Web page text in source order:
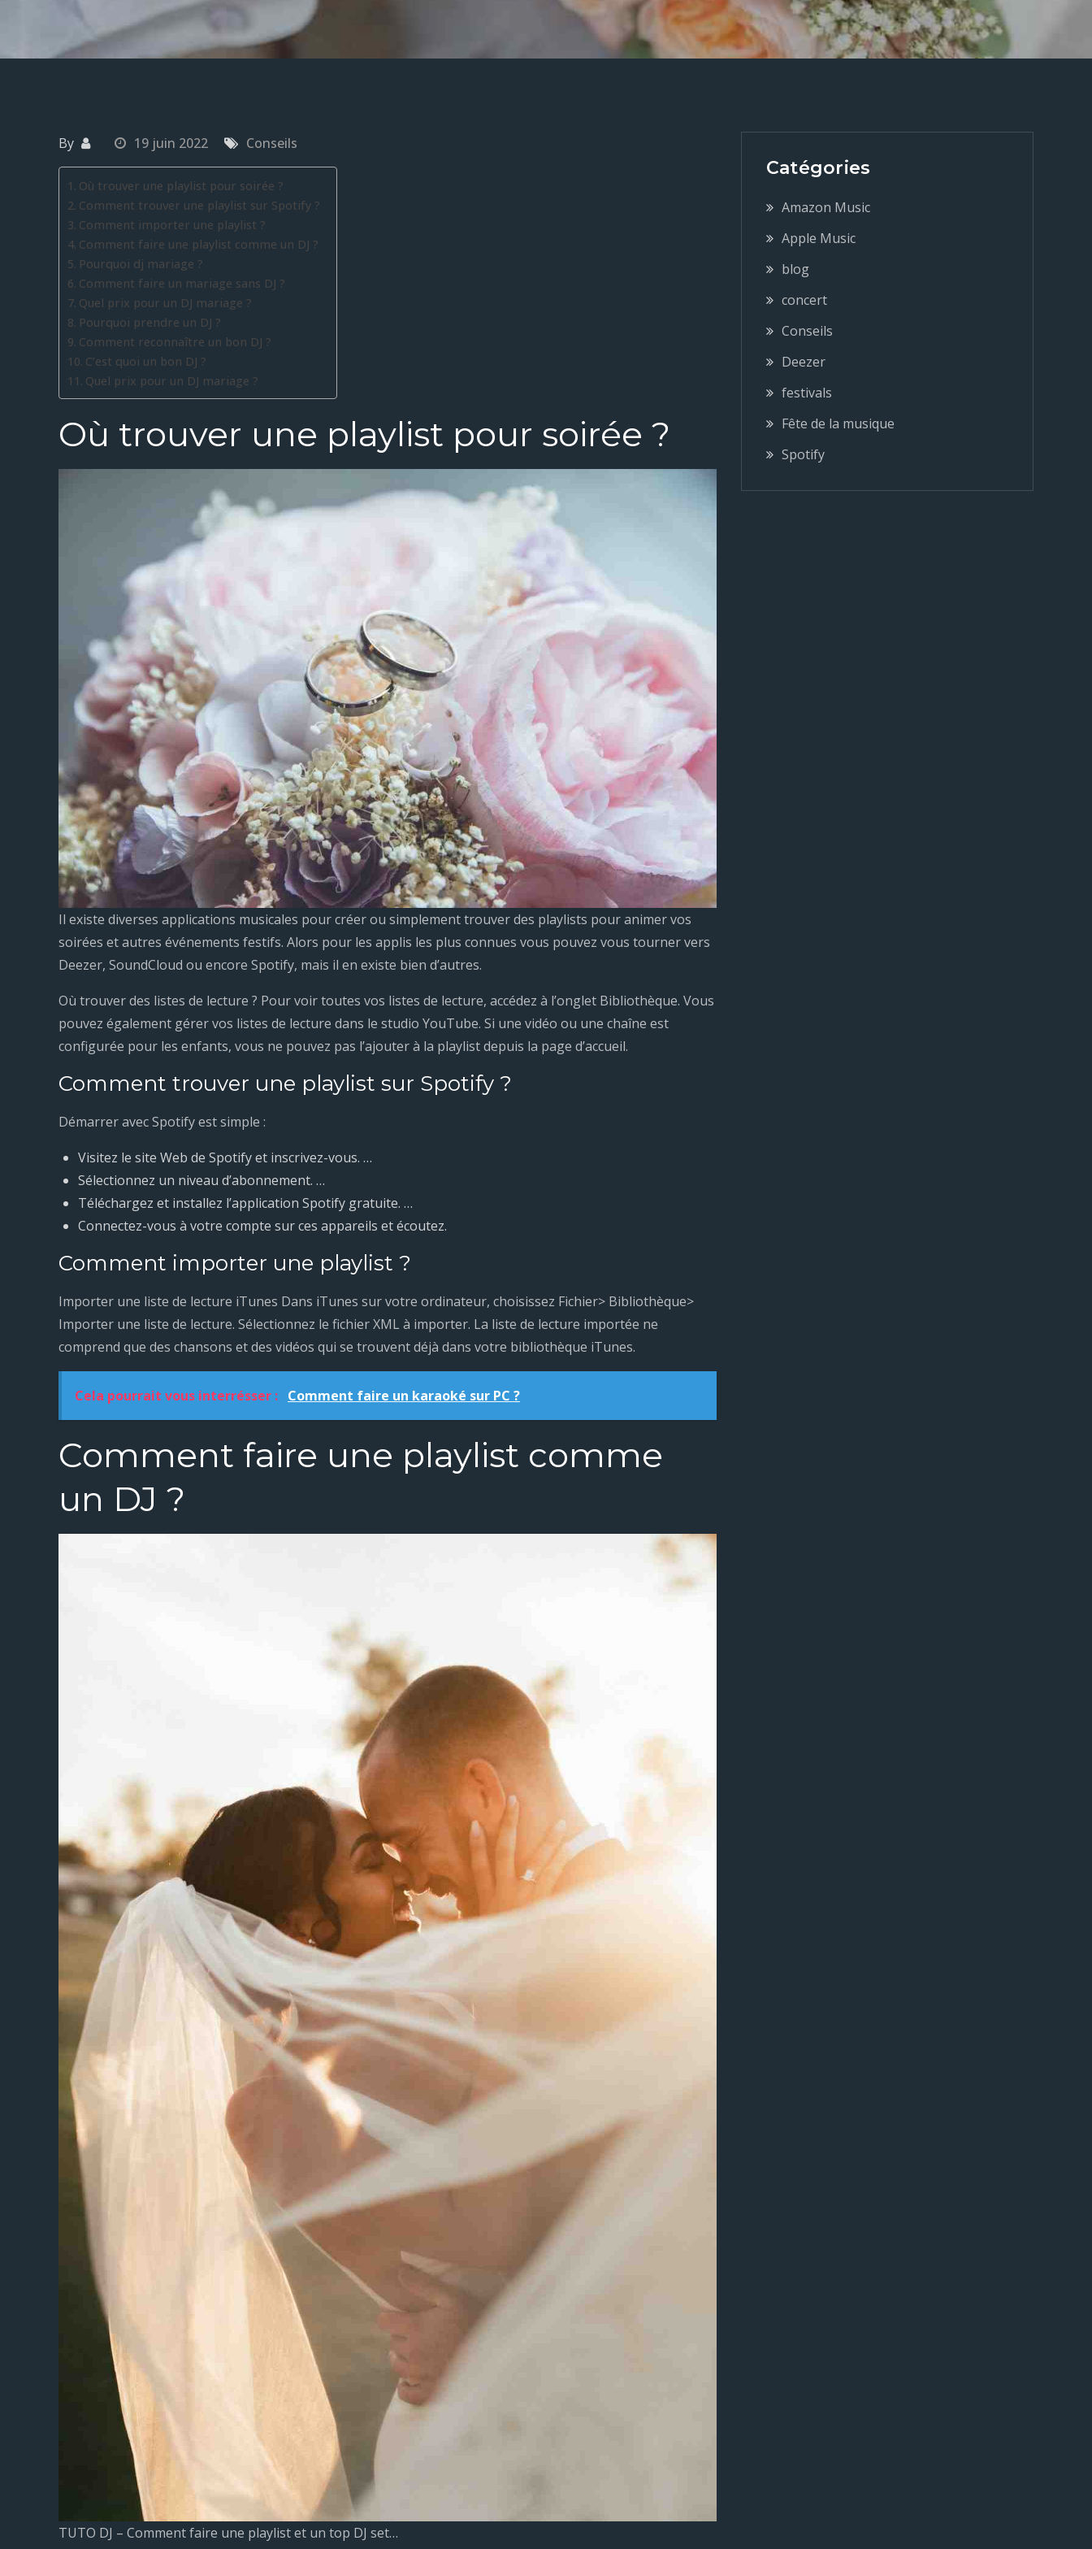
By 19 juin 2022 Conseils
Où trouver une playlist pour soirée ?
Comment trouver une playlist sur Spotify ?
Comment importer une playlist ?
Comment faire une playlist comme un DJ ?
Pourquoi dj mariage ?
Comment faire un mariage sans DJ ?
Quel prix pour un DJ mariage ?
Pourquoi prendre un DJ ?
Comment reconnaître un bon DJ ?
C’est quoi un bon DJ ?
Quel prix pour un DJ mariage ?
Où trouver une playlist pour soirée ?
Il existe diverses applications musicales pour créer ou simplement trouver des playlists pour animer vos
soirées et autres événements festifs. Alors pour les applis les plus connues vous pouvez vous tourner vers
Deezer, SoundCloud ou encore Spotify, mais il en existe bien d’autres.
Où trouver des listes de lecture ? Pour voir toutes vos listes de lecture, accédez à l’onglet Bibliothèque. Vous
pouvez également gérer vos listes de lecture dans le studio YouTube. Si une vidéo ou une chaîne est
configurée pour les enfants, vous ne pouvez pas l’ajouter à la playlist depuis la page d’accueil.
Comment trouver une playlist sur Spotify ?
Démarrer avec Spotify est simple :
Visitez le site Web de Spotify et inscrivez-vous. …
Sélectionnez un niveau d’abonnement. …
Téléchargez et installez l’application Spotify gratuite. …
Connectez-vous à votre compte sur ces appareils et écoutez.
Comment importer une playlist ?
Importer une liste de lecture iTunes Dans iTunes sur votre ordinateur, choisissez Fichier> Bibliothèque>
Importer une liste de lecture. Sélectionnez le fichier XML à importer. La liste de lecture importée ne
comprend que des chansons et des vidéos qui se trouvent déjà dans votre bibliothèque iTunes.
Cela pourrait vous interrésser : Comment faire un karaoké sur PC ?
Comment faire une playlist comme
un DJ ?
TUTO DJ – Comment faire une playlist et un top DJ set…
Catégories
Amazon Music
Apple Music
blog
concert
Conseils
Deezer
festivals
Fête de la musique
Spotify